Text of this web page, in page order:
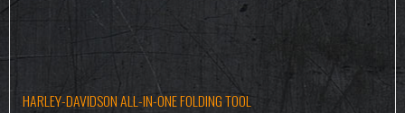
HARLEY-DAVIDSON ALL-IN-ONE FOLDING TOOL